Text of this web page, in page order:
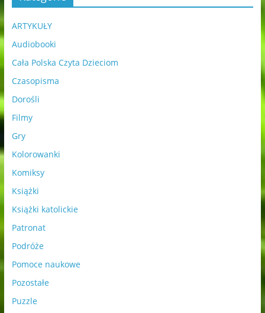
ARTYKUŁY
Audiobooki
Cała Polska Czyta Dzieciom
Czasopisma
Dorośli
Filmy
Gry
Kolorowanki
Komiksy
Książki
Książki katolickie
Patronat
Podróże
Pomoce naukowe
Pozostałe
Puzzle